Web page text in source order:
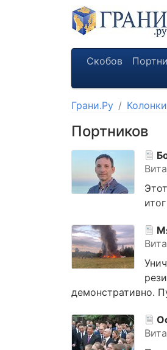
Скобов
Грани.Ру Колонки
Портников
демонстративно.